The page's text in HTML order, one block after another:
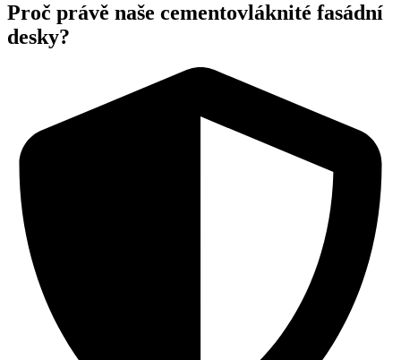
Proč právě naše cementovláknité fasádní
desky?